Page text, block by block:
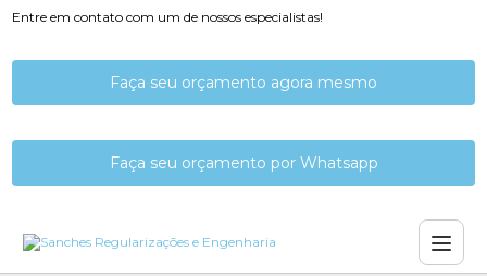
Entre em contato com um de nossos especialistas!
Faça seu orçamento agora mesmo
Faça seu orçamento por Whatsapp